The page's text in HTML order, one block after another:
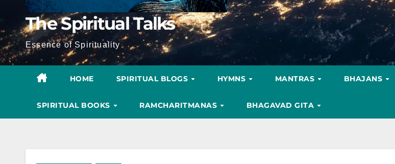
The Spiritual Talks
Essence of Spirituality
HOME SPIRITUAL BLOGS HYMNS MANTRAS BHAJANS
SPIRITUAL BOOKS RAMCHARITMANAS BHAGAVAD GITA